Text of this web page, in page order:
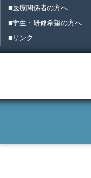
■医療関係者の方へ
■学生・研修希望の方へ
■リンク